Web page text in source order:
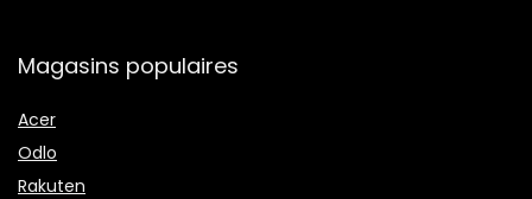
Magasins populaires
Acer
Odlo
Rakuten